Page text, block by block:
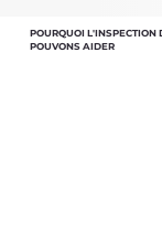
POURQUOI L'INSPECTION
POUVONS AIDER